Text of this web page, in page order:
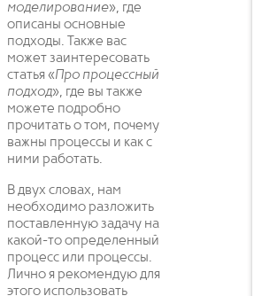
моделирование», где
описаны основные
подходы. Также вас
может заинтересовать
статья «Про процессный
подход», где вы также
можете подробно
прочитать о том, почему
важны процессы и как с
ними работать.
В двух словах, нам
необходимо разложить
поставленную задачу на
какой-то определенный
процесс или процессы.
Лично я рекомендую для
этого использовать